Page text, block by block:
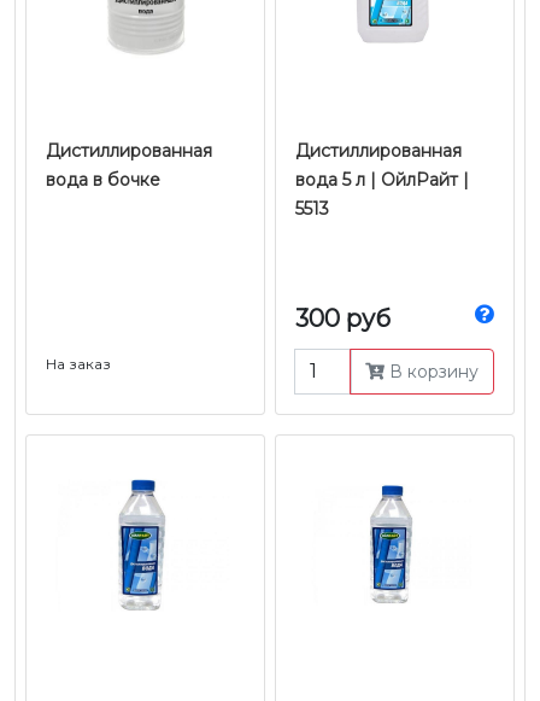
Дистиллированная
вода в бочке
На заказ
Дистиллированная
вода 5 л | ОйлРайт |
5513
300 руб
В корзину